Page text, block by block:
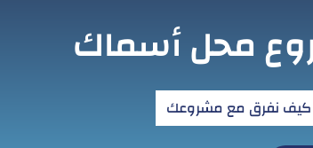
محل أسماك
كيف نفرق مع مشروعك